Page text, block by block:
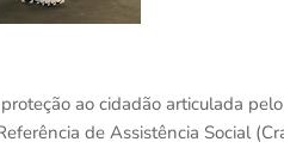
ao cidadão articulada
de Assistência Social